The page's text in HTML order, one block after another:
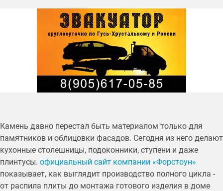
Камень давно перестал быть материалом только для
памятников и облицовки фасадов. Сегодня из него делают
кухонные столешницы, подоконники, ступени и даже
плинтусы. официальный сайт компании «Форстоун»
показывает, как выглядит производство полного цикла -
от распила плиты до монтажа готового изделия в доме